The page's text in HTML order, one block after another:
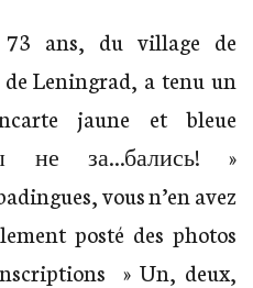
ans, du village de
Leningrad, a tenu un
jaune et bleue
не за…бались! »
vous n’en avez
posté des photos
» Un, deux,